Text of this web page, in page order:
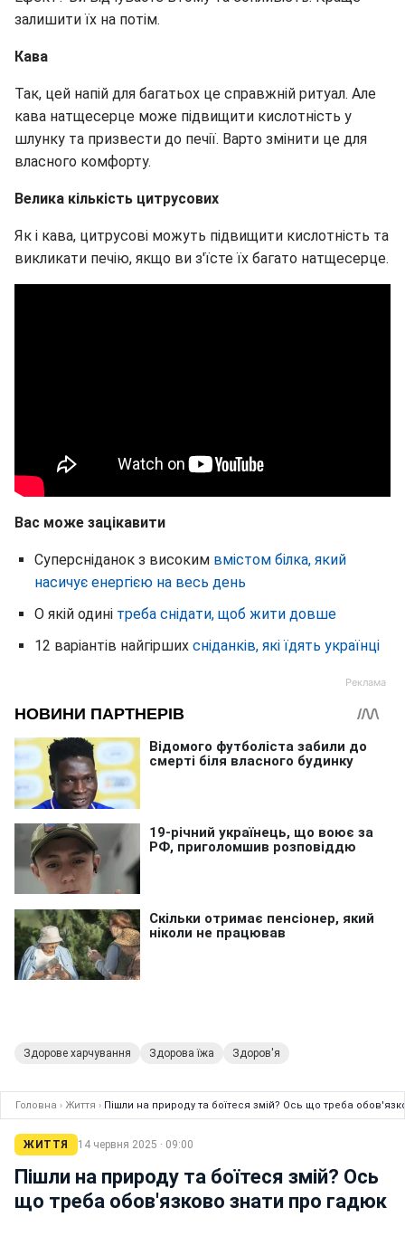
залишити їх на потім.
Кава
Так, цей напій для багатьох це справжній ритуал. Але
кава натщесерце може підвищити кислотність у
шлунку та призвести до печії. Варто змінити це для
власного комфорту.
Велика кількість цитрусових
Як і кава, цитрусові можуть підвищити кислотність та
викликати печію, якщо ви з'їсте їх багато натщесерце.
Вас може зацікавити
Суперсніданок з високим вмістом білка, який
насичує енергією на весь день
О якій одині треба снідати, щоб жити довше
12 варіантів найгірших сніданків, які їдять українці
Здорове харчування Здорова їжа Здоров'я
Головна › Життя › Пішли на природу та боїтеся змій? Ось що треба
ЖИТТЯ 14 червня 2025 · 09:00
Пішли на природу та боїтеся змій? Ось
що треба обов'язково знати про гадюк